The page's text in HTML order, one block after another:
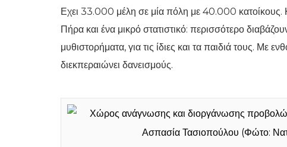
Εχει 33.000 μέλη σε μία πόλη με 40.000 κατοίκους.
Πήρα και ένα μικρό στατιστικό: περισσότερο
μυθιστορήματα, για τις ίδιες και τα παιδιά τους. Με
διεκπεραιώνει δανεισμούς.